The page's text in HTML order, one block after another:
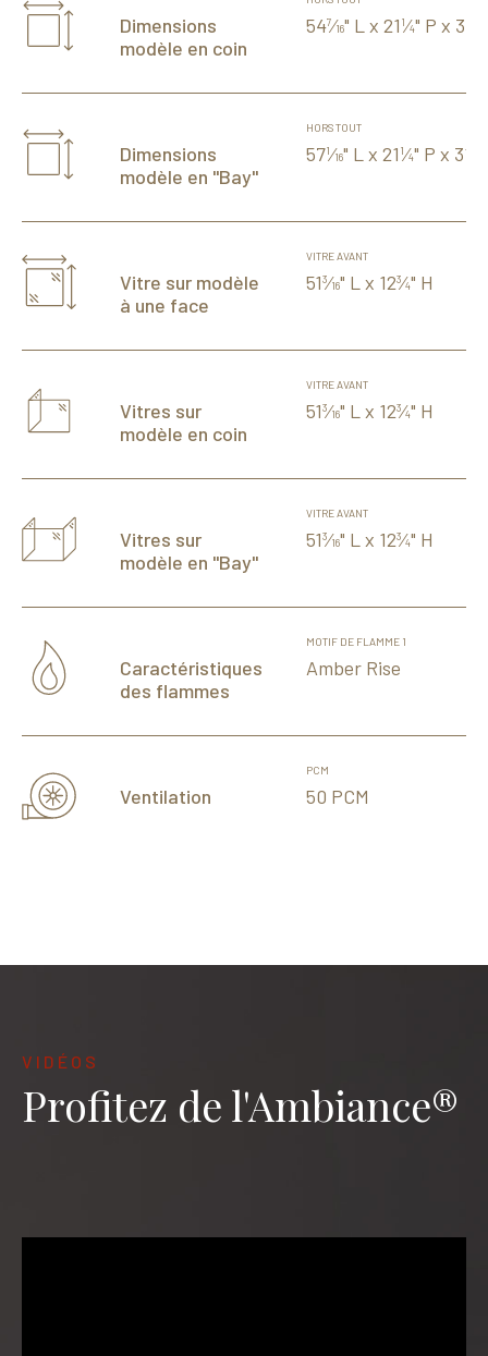
Dimensions
modèle en coin
547⁄16" L x 21 1⁄4" P x 31
Dimensions
modèle en "Bay"
HORS TOUT
571⁄16" L x 21 1⁄4" P x 31
Vitre sur modèle
à une face
VITRE AVANT
513⁄16" L x 123⁄4" H
Vitres sur
modèle en coin
VITRE AVANT
513⁄16" L x 123⁄4" H
Vitres sur
modèle en "Bay"
VITRE AVANT
513⁄16" L x 123⁄4" H
Caractéristiques
des flammes
MOTIF DE FLAMME 1
Amber Rise
Ventilation
PCM
50 PCM
VIDÉOS
Profitez de l'Ambiance®